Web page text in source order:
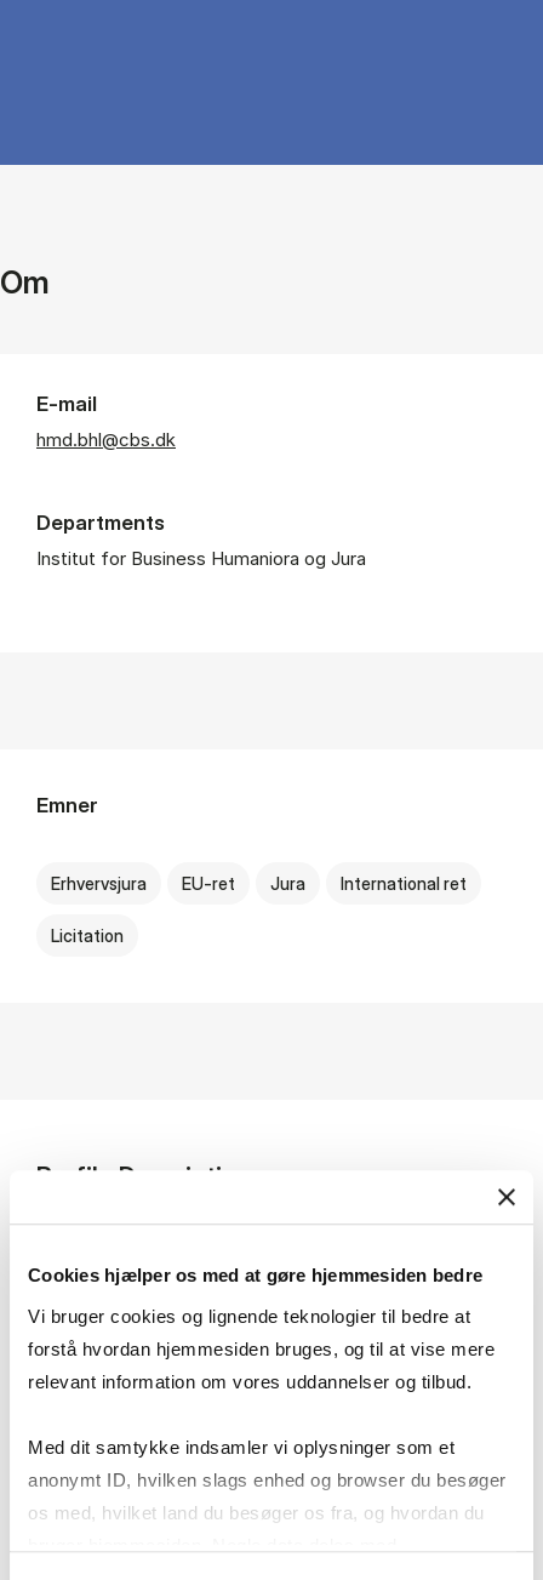
Cookies hjælper os med at gøre hjemmesiden bedre
Vi bruger cookies og lignende teknologier til bedre at
forstå hvordan hjemmesiden bruges, og til at vise mere
relevant information om vores uddannelser og tilbud.
Med dit samtykke indsamler vi oplysninger som et
anonymt ID, hvilken slags enhed og browser du besøger
os med, hvilket land du besøger os fra, og hvordan du
Om
E-mail
hmd.bhl@cbs.dk
Departments
Institut for Business Humaniora og Jura
Emner
Erhvervsjura EU-ret Jura International ret
Licitation
Profile Description
I have worked within the field of contracting
and contract management for the past 10+
infrastructure, and IT. Most recently, I have
built up a new department of contract
management advisory with large Danish and
consultants. My predominant focus is to
transform contracting within companies so
that contract creates value to the business